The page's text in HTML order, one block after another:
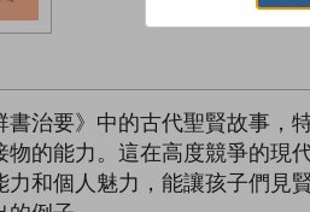
書治要》中的古代聖賢故事
的能力。這在高度競爭的現
和個人魅力，能讓孩子們